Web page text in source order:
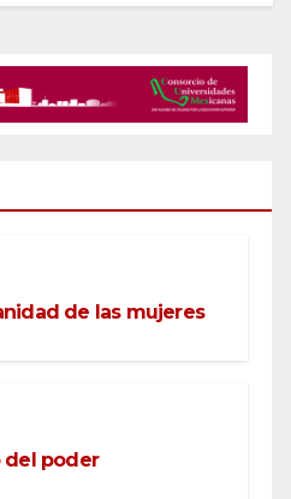
de las mujeres
del poder